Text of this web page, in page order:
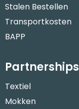
Stalen Bestellen
Transportkosten
BAPP
Partnerships
Textiel
Mokken